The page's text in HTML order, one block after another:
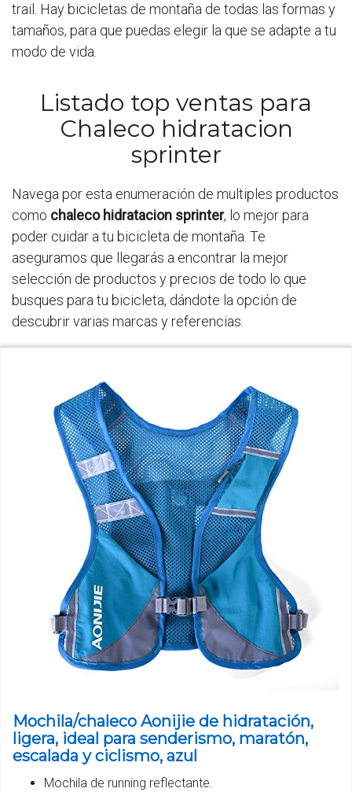
trail. Hay bicicletas de montaña de todas las formas y
tamaños, para que puedas elegir la que se adapte a tu
modo de vida.
Listado top ventas para
Chaleco hidratacion
sprinter
Navega por esta enumeración de multiples productos
como chaleco hidratacion sprinter, lo mejor para
poder cuidar a tu bicicleta de montaña. Te
aseguramos que llegarás a encontrar la mejor
selección de productos y precios de todo lo que
busques para tu bicicleta, dándote la opción de
descubrir varias marcas y referencias.
Mochila/chaleco Aonijie de hidratación,
ligera, ideal para senderismo, maratón,
escalada y ciclismo, azul
Mochila de running reflectante.